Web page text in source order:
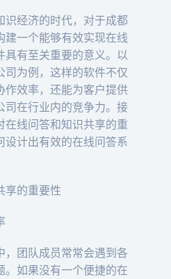
识经济的时代，对于成都
建一个能够有效实现在线
具有至关重要的意义。以
司为例，这样的软件不仅
作效率，还能为客户提供
司在行业内的竞争力。接
在线问答和知识共享的重
设计出有效的在线问答系
享的重要性
，团队成员常常会遇到各
。如果没有一个便捷的在